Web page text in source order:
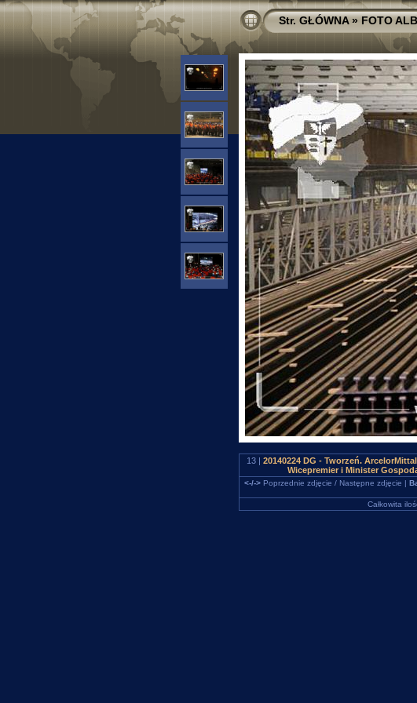
Str. GŁÓWNA»FOTO
13 | 20140224 DG - Tworzeń.
Wicepremier i Minister
<-/->Poprzednie zdjęcie / Następne zdjęcie |
Całkowita